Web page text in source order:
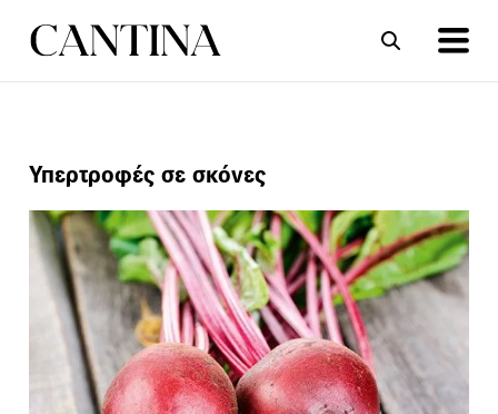
ΣΥΝΤΑΓΕΣ
Υπερτροφές σε σκόνες